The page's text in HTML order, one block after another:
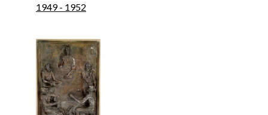
1949 - 1952